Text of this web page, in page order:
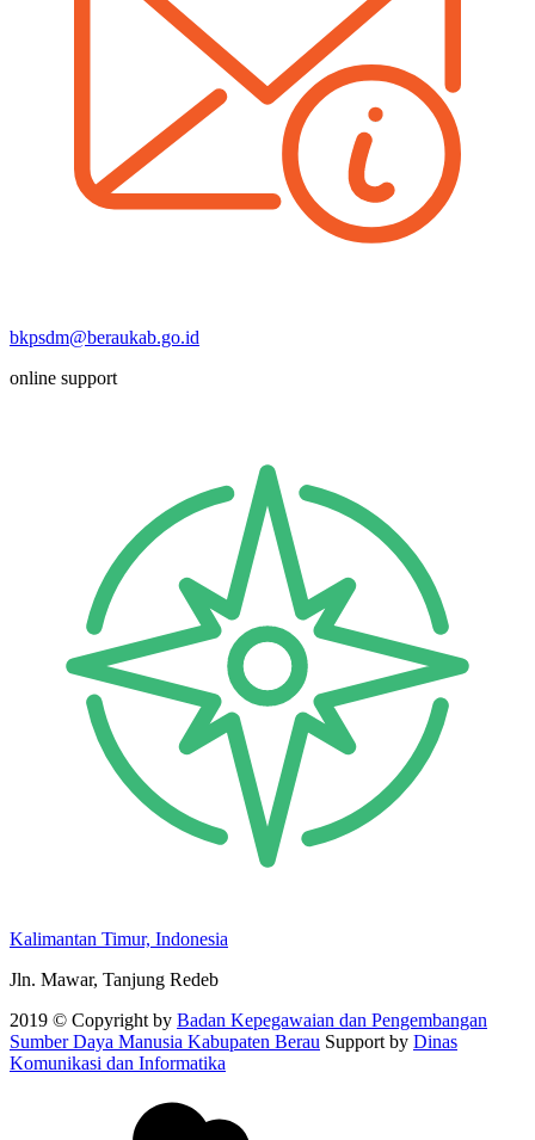
bkpsdm@beraukab.go.id
online support
Kalimantan Timur, Indonesia
Jln. Mawar, Tanjung Redeb
2019 © Copyright by Badan Kepegawaian dan Pengembangan
Sumber Daya Manusia Kabupaten Berau Support by Dinas
Komunikasi dan Informatika